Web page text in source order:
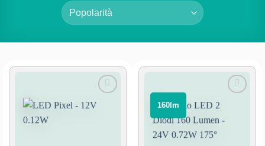
Aggiungi
alla lista
⠀160lm⠀
Aggiungi
alla lista
desideri